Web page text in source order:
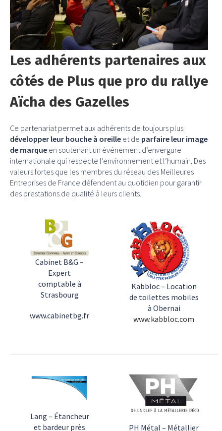
Les adhérents partenaires aux
côtés de Plus que pro du rallye
Aïcha des Gazelles
Ce partenariat permet aux adhérents de toujours plus
développer leur bouche à oreille et de parfaire leur image
de marque en soutenant un événement d’envergure
internationale qui respecte l’environnement et l’humain. Des
valeurs fortes que les membres du réseau des Meilleures
Entreprises de France défendent au quotidien pour garantir
des prestations de qualité à leurs clients.
Cabinet B&G –
Expert
comptable à
Strasbourg
www.cabinetbg.fr
Kabbloc – Location
de toilettes mobiles
à Obernai
www.kabbloc.com
Lang – Étancheur
et bardeur près
PH Métal – Métallier